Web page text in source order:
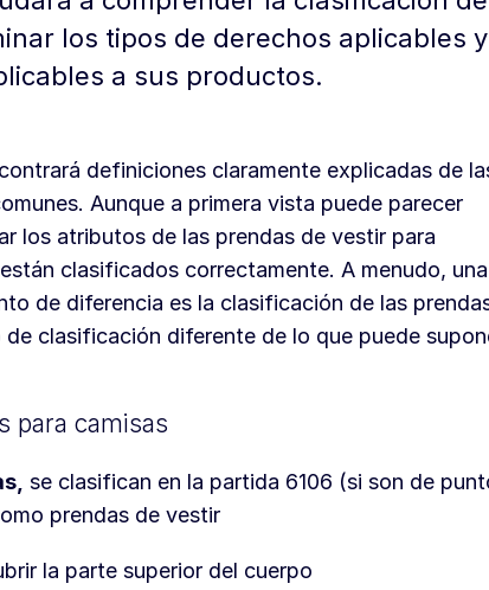
los tipos de derechos aplicables
a sus productos.
definiciones claramente explicadas de
Aunque a primera vista puede parecer
los atributos de las prendas de vestir para
clasificados correctamente. A menudo, una
de diferencia es la clasificación de las
clasificación diferente de lo que puede
para camisas
se clasifican en la partida 6106 (si son de
prendas de vestir
la parte superior del cuerpo